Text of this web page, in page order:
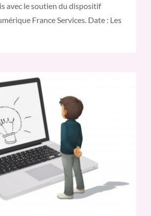
avec le soutien du dispositif
France Services. Date : Les